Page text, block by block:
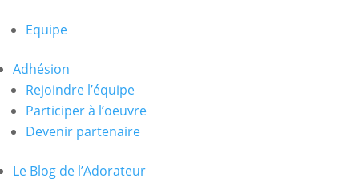
Equipe
Adhésion
Rejoindre l’équipe
Participer à l’oeuvre
Devenir partenaire
Le Blog de l’Adorateur